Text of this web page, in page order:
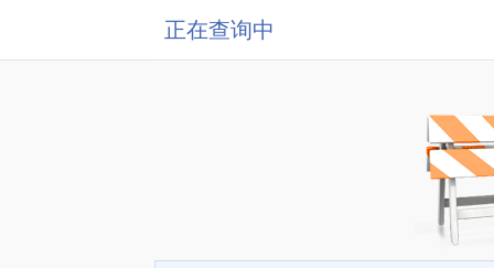
正在查询中